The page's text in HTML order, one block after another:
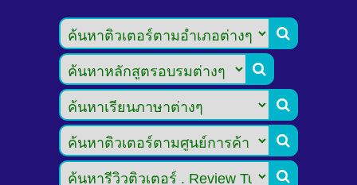




